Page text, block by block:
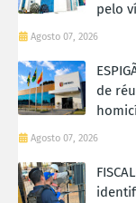
pelo
Agosto 07, 2026
de
Agosto 07, 2026